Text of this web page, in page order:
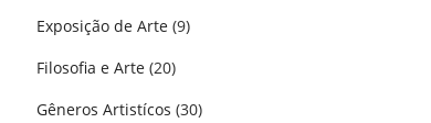
Exposição de Arte (9)
Filosofia e Arte (20)
Gêneros Artistícos (30)